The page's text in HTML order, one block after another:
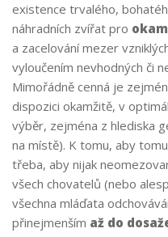
existence trvalého,
náhradních zvířat pro
a zacelování mezer
vyloučením nevhodných či
Mimořádně cenná je
dispozici okamžitě, v
výběr, zejména z hlediska
na místě). K tomu, aby
třeba, aby nijak
všech chovatelů (nebo
všechna mláďata
přinejmenším až do